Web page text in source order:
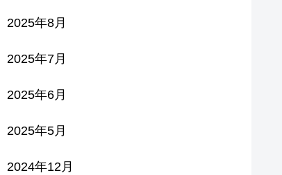
2025年8月
2025年7月
2025年6月
2025年5月
2024年12月